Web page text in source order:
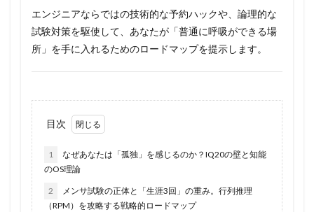
エンジニアならではの技術的な予約ハックや、論理的な
試験対策を駆使して、あなたが「普通に呼吸ができる場
所」を手に入れるためのロードマップを提示します。
目次
1
なぜあなたは「孤独」を感じるのか？IQ20の壁と知能
のOS理論
2
メンサ試験の正体と「生涯3回」の重み。行列推理
（RPM）を攻略する戦略的ロードマップ